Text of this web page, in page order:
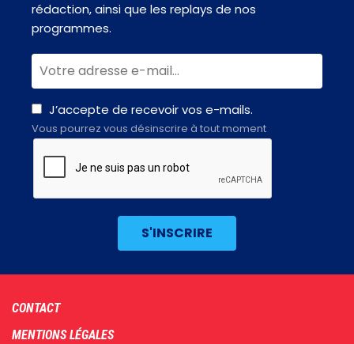
rédaction, ainsi que les replays de nos
programmes.
J’accepte de recevoir vos e-mails.
Vous pourrez vous désinscrire à tout moment
Footer
menu
CONTACT
MENTIONS LÉGALES